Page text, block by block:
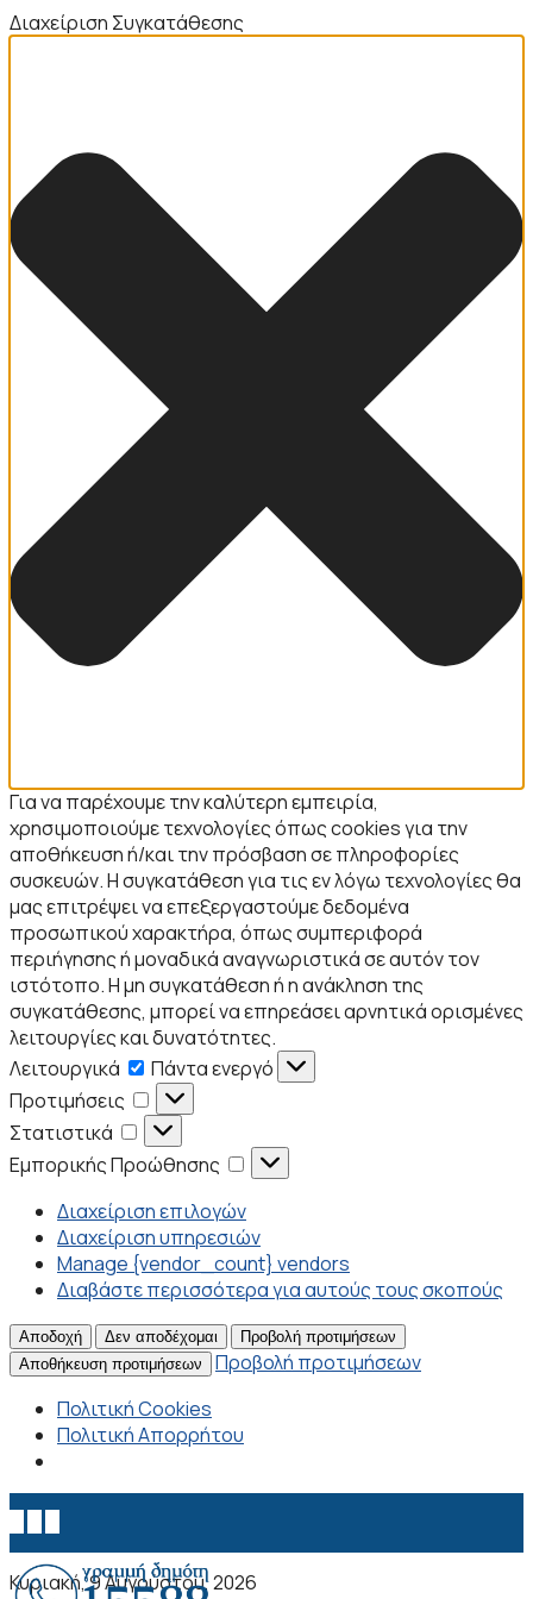
Διαχείριση Συγκατάθεσης
Για να παρέχουμε την καλύτερη εμπειρία,
χρησιμοποιούμε τεχνολογίες όπως cookies για την
αποθήκευση ή/και την πρόσβαση σε πληροφορίες
συσκευών. Η συγκατάθεση για τις εν λόγω τεχνολογίες θα
μας επιτρέψει να επεξεργαστούμε δεδομένα
προσωπικού χαρακτήρα, όπως συμπεριφορά
περιήγησης ή μοναδικά αναγνωριστικά σε αυτόν τον
ιστότοπο. Η μη συγκατάθεση ή η ανάκληση της
συγκατάθεσης, μπορεί να επηρεάσει αρνητικά ορισμένες
λειτουργίες και δυνατότητες.
Λειτουργικά
Λειτουργικά
Πάντα ενεργό
Προτιμήσεις
Προτιμήσεις
Στατιστικά
Στατιστικά
Εμπορικής Προώθησης
Εμπορικής
Προώθησης
Διαχείριση επιλογών
Διαχείριση υπηρεσιών
Manage {vendor_count} vendors
Διαβάστε περισσότερα για αυτούς τους σκοπούς
Αποδοχή Δεν αποδέχομαι
Προβολή προτιμήσεων
Αποθήκευση προτιμήσεων
Προβολή προτιμήσεων
Πολιτική Cookies
Πολιτική Απορρήτου
Κυριακή, 9 Αυγούστου, 2026